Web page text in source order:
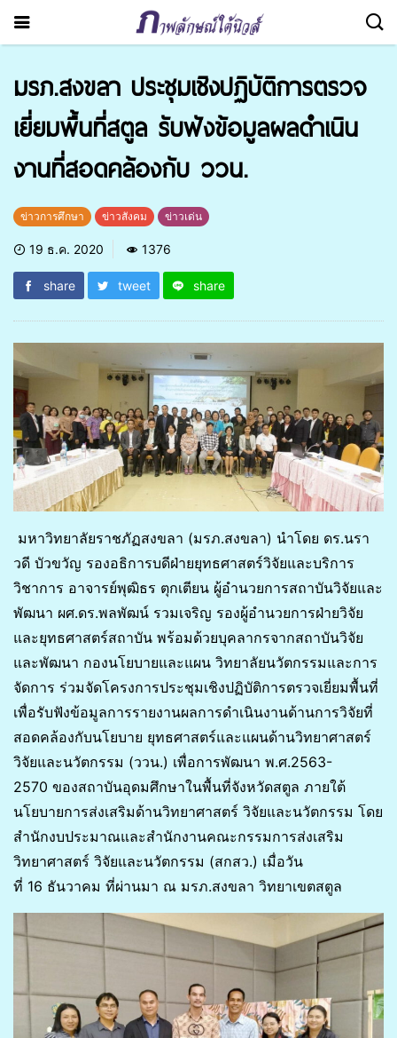
มรภ.สงขลา ประชุมเชิงปฏิบัติการตรวจ
เยี่ยมพื้นที่สตูล รับฟังข้อมูลผลดำเนิน
งานที่สอดคล้องกับ ววน.
ข่าวการศึกษา ข่าวสังคม ข่าวเด่น
19 ธ.ค. 2020 1376
share tweet share
มหาวิทยาลัยราชภัฏสงขลา (มรภ.สงขลา) นำโดย ดร.นรา
วดี บัวขวัญ รองอธิการบดีฝ่ายยุทธศาสตร์วิจัยและบริการ
วิชาการ อาจารย์พุฒิธร ตุกเตียน ผู้อำนวยการสถาบันวิจัยและ
พัฒนา ผศ.ดร.พลพัฒน์ รวมเจริญ รองผู้อำนวยการฝ่ายวิจัย
และยุทธศาสตร์สถาบัน พร้อมด้วยบุคลากรจากสถาบันวิจัย
และพัฒนา กองนโยบายและแผน วิทยาลัยนวัตกรรมและการ
จัดการ ร่วมจัดโครงการประชุมเชิงปฏิบัติการตรวจเยี่ยมพื้นที่
เพื่อรับฟังข้อมูลการรายงานผลการดำเนินงานด้านการวิจัยที่
สอดคล้องกับนโยบาย ยุทธศาสตร์และแผนด้านวิทยาศาสตร์
วิจัยและนวัตกรรม (ววน.) เพื่อการพัฒนา พ.ศ.2563-
2570 ของสถาบันอุดมศึกษาในพื้นที่จังหวัดสตูล ภายใต้
นโยบายการส่งเสริมด้านวิทยาศาสตร์ วิจัยและนวัตกรรม โดย
สำนักงบประมาณและสำนักงานคณะกรรมการส่งเสริม
วิทยาศาสตร์ วิจัยและนวัตกรรม (สกสว.) เมื่อวัน
ที่ 16 ธันวาคม ที่ผ่านมา ณ มรภ.สงขลา วิทยาเขตสตูล